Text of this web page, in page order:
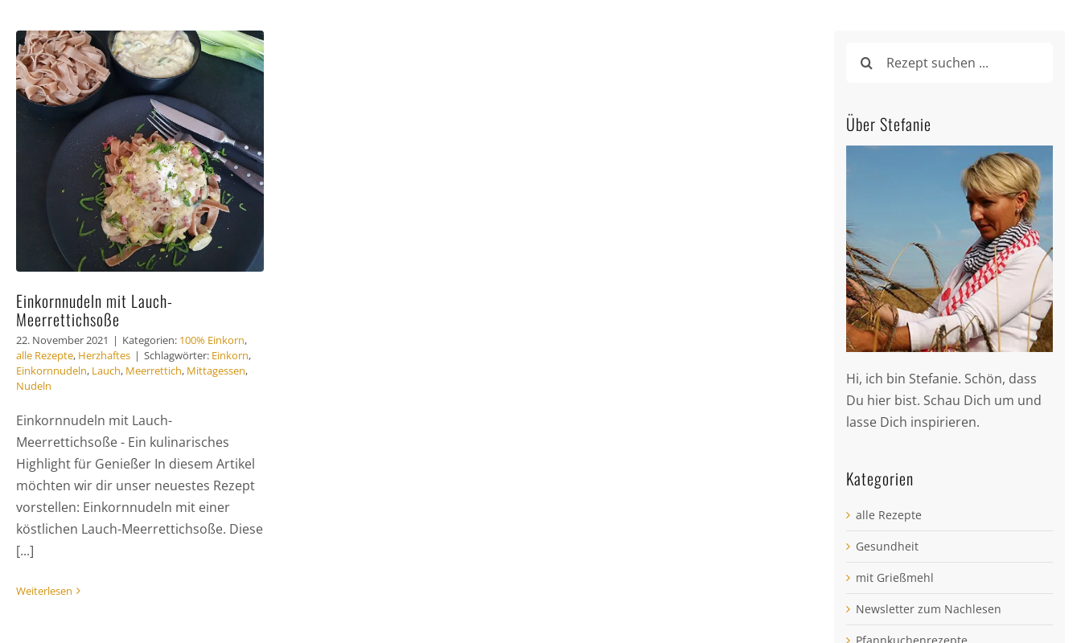
Einkornnudeln mit Lauch-
Meerrettichsoße
22. November 2021 | Kategorien: 100% Einkorn,
alle Rezepte, Herzhaftes | Schlagwörter: Einkorn,
Einkornnudeln, Lauch, Meerrettich, Mittagessen,
Nudeln
Einkornnudeln mit Lauch-
Meerrettichsoße - Ein kulinarisches
Highlight für Genießer In diesem Artikel
möchten wir dir unser neuestes Rezept
vorstellen: Einkornnudeln mit einer
köstlichen Lauch-Meerrettichsoße. Diese
[...]
Weiterlesen
nach:
Über Stefanie
Hi, ich bin Stefanie. Schön, dass
Du hier bist. Schau Dich um und
lasse Dich inspirieren.
Kategorien
alle Rezepte
Gesundheit
mit Grießmehl
Newsletter zum Nachlesen
Pfannkuchenrezepte